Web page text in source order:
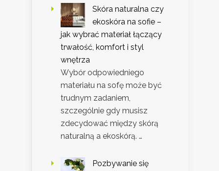
Skóra naturalna czy
ekoskóra na sofie –
jak wybrać materiał łączący
trwałość, komfort i styl
wnętrza
Wybór odpowiedniego
materiału na sofę może być
trudnym zadaniem,
szczególnie gdy musisz
zdecydować między skórą
naturalną a ekoskórą. …
Pozbywanie się